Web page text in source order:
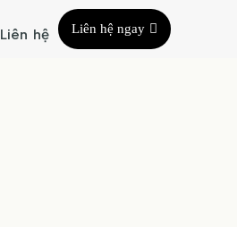
Liên hệ Liên hệ ngay